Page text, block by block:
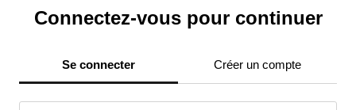
Connectez-vous pour continuer
Se connecter Créer un compte